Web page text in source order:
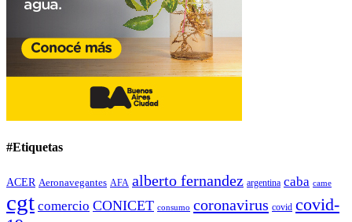
#Etiquetas
ACER Aeronavegantes AFA alberto fernandez argentina caba came
cgt comercio CONICET consumo coronavirus covid covid-